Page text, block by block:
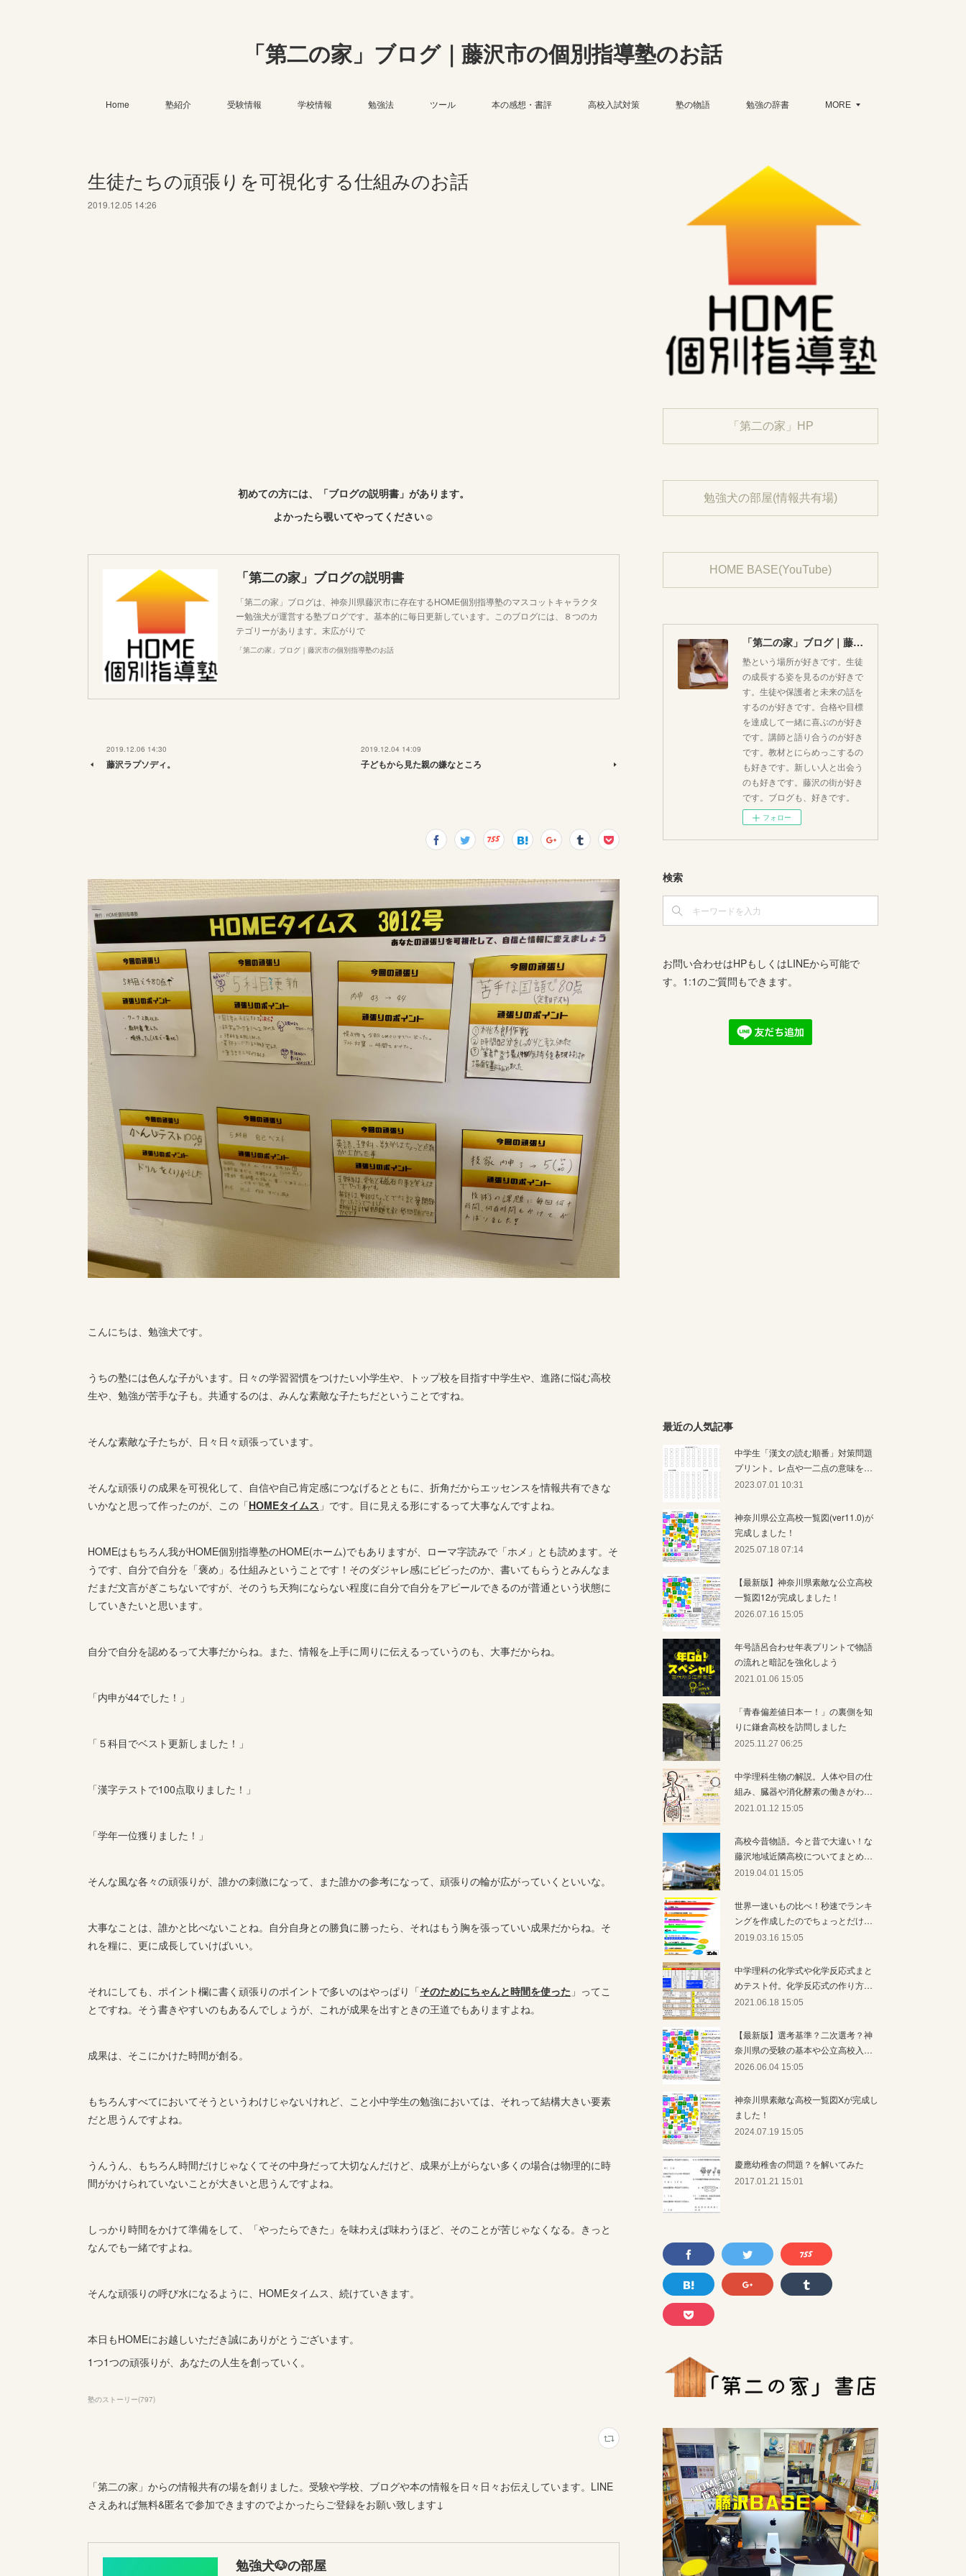
「第二の家」ブログ｜藤沢市の個別指導塾のお話
Home 塾紹介 受験情報 学校情報 勉強法 ツール 本の感想・書評 高校入試対策 塾の物語 勉強の辞書 MORE
生徒たちの頑張りを可視化する仕組みのお話
2019.12.05 14:26
初めての方には、「ブログの説明書」があります。
よかったら覗いてやってください☺︎
「第二の家」ブログの説明書
「第二の家」ブログは、神奈川県藤沢市に存在するHOME個別指導塾のマスコットキャラクタ
ー勉強犬が運営する塾ブログです。基本的に毎日更新しています。このブログには、８つのカ
テゴリーがあります。末広がりで
「第二の家」ブログ｜藤沢市の個別指導塾のお話
2019.12.06 14:30
藤沢ラプソディ。
2019.12.04 14:09
子どもから見た親の嫌なところ
こんにちは、勉強犬です。
うちの塾には色んな子がいます。日々の学習習慣をつけたい小学生や、トップ校を目指す中学生や、進路に悩む高校
生や、勉強が苦手な子も。共通するのは、みんな素敵な子たちだということですね。
そんな素敵な子たちが、日々日々頑張っています。
そんな頑張りの成果を可視化して、自信や自己肯定感につなげるとともに、折角だからエッセンスを情報共有できな
いかなと思って作ったのが、この「HOMEタイムス 」です。目に見える形にするって大事なんですよね。
HOMEはもちろん我がHOME個別指導塾のHOME(ホーム)でもありますが、ローマ字読みで「ホメ」とも読めます。そ
うです、自分で自分を「褒め」る仕組みということです！そのダジャレ感にビビったのか、書いてもらうとみんなま
だまだ文言がぎこちないですが、そのうち天狗にならない程度に自分で自分をアピールできるのが普通という状態に
していきたいと思います。
自分で自分を認めるって大事だからね。また、情報を上手に周りに伝えるっていうのも、大事だからね。
「内申が44でした！」
「５科目でベスト更新しました！」
「漢字テストで100点取りました！」
「学年一位獲りました！」
そんな風な各々の頑張りが、誰かの刺激になって、また誰かの参考になって、頑張りの輪が広がっていくといいな。
大事なことは、誰かと比べないことね。自分自身との勝負に勝ったら、それはもう胸を張っていい成果だからね。そ
れを糧に、更に成長していけばいい。
それにしても、ポイント欄に書く頑張りのポイントで多いのはやっぱり「そのためにちゃんと時間を使った 」ってこ
とですね。そう書きやすいのもあるんでしょうが、これが成果を出すときの王道でもありますよね。
成果は、そこにかけた時間が創る。
もちろんすべてにおいてそうというわけじゃないけれど、こと小中学生の勉強においては、それって結構大きい要素
だと思うんですよね。
うんうん、もちろん時間だけじゃなくてその中身だって大切なんだけど、成果が上がらない多くの場合は物理的に時
間がかけられていないことが大きいと思うんですよね。
しっかり時間をかけて準備をして、「やったらできた」を味わえば味わうほど、そのことが苦じゃなくなる。きっと
なんでも一緒ですよね。
そんな頑張りの呼び水になるように、HOMEタイムス、続けていきます。
本日もHOMEにお越しいただき誠にありがとうございます。
1つ1つの頑張りが、あなたの人生を創っていく。
塾のストーリー(797)
「第二の家」からの情報共有の場を創りました。受験や学校、ブログや本の情報を日々日々お伝えしています。LINE
さえあれば無料&匿名で参加できますのでよかったらご登録をお願い致します↓
勉強犬🐶の部屋
「第二の家」HP
勉強犬の部屋(情報共有場)
HOME BASE(YouTube)
「第二の家」ブログ｜藤沢市の個別指導塾のお話
塾という場所が好きです。生徒
の成長する姿を見るのが好きで
す。生徒や保護者と未来の話を
するのが好きです。合格や目標
を達成して一緒に喜ぶのが好き
です。講師と語り合うのが好き
です。教材とにらめっこするの
も好きです。新しい人と出会う
のも好きです。藤沢の街が好き
です。ブログも、好きです。
フォロー
検索
お問い合わせはHPもしくはLINEから可能で
す。1:1のご質問もできます。
最近の人気記事
中学生「漢文の読む順番」対策問題
プリント。レ点や一二点の意味を…
2023.07.01 10:31
神奈川県公立高校一覧図(ver11.0)が
完成しました！
2025.07.18 07:14
【最新版】神奈川県素敵な公立高校
一覧図12が完成しました！
2026.07.16 15:05
年号語呂合わせ年表プリントで物語
の流れと暗記を強化しよう
2021.01.06 15:05
「青春偏差値日本一！」の裏側を知
りに鎌倉高校を訪問しました
2025.11.27 06:25
中学理科生物の解説。人体や目の仕
組み、臓器や消化酵素の働きがわ…
2021.01.12 15:05
高校今昔物語。今と昔で大違い！な
藤沢地域近隣高校についてまとめ…
2019.04.01 15:05
世界一速いもの比べ！秒速でランキ
ングを作成したのでちょっとだけ…
2019.03.16 15:05
中学理科の化学式や化学反応式まと
めテスト付。化学反応式の作り方…
2021.06.18 15:05
【最新版】選考基準？二次選考？神
奈川県の受験の基本や公立高校入…
2026.06.04 15:05
神奈川県素敵な高校一覧図Xが完成し
ました！
2024.07.19 15:05
慶應幼稚舎の問題？を解いてみた
2017.01.21 15:01